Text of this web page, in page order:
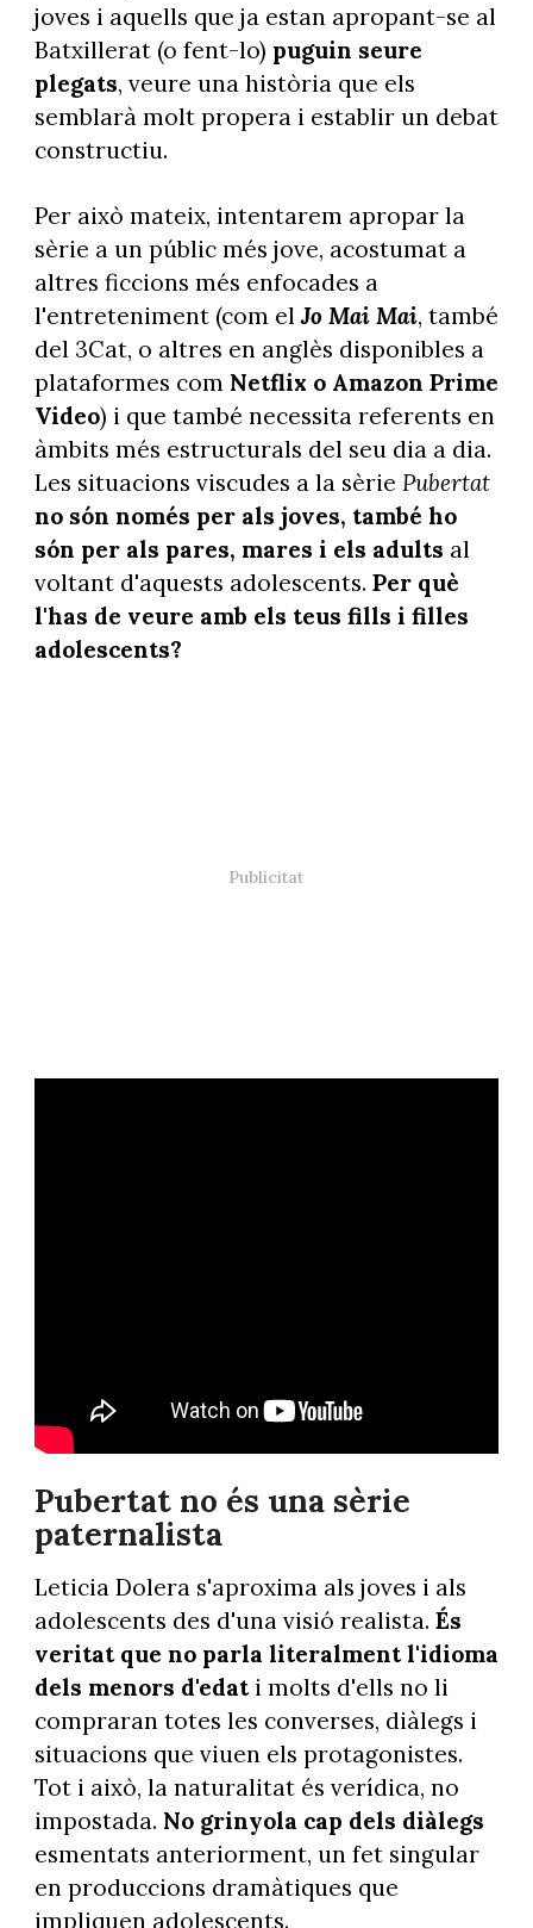
joves i aquells que ja estan apropant-se al
Batxillerat (o fent-lo) puguin seure
plegats, veure una història que els
semblarà molt propera i establir un debat
constructiu.
Per això mateix, intentarem apropar la
sèrie a un públic més jove, acostumat a
altres ficcions més enfocades a
l'entreteniment (com elJo Mai Mai, també
del 3Cat, o altres en anglès disponibles a
plataformes com Netflix o Amazon Prime
Video) i que també necessita referents en
àmbits més estructurals del seu dia a dia.
Les situacions viscudes a la sèrie Pubertat
no són només per als joves, també ho
són per als pares, mares i els adults al
voltant d'aquests adolescents. Per què
l'has de veure amb els teus fills i filles
adolescents?
Pubertat no és una sèrie
paternalista
Leticia Dolera s'aproxima als joves i als
adolescents des d'una visió realista. És
veritat que no parla literalment l'idioma
dels menors d'edati molts d'ells no li
compraran totes les converses, diàlegs i
situacions que viuen els protagonistes.
Tot i això, la naturalitat és verídica, no
impostada. No grinyola cap dels diàlegs
esmentats anteriorment, un fet singular
en produccions dramàtiques que
impliquen adolescents.